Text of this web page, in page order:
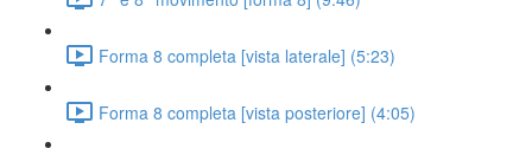
Forma 8 completa [vista laterale] (5:23)
Forma 8 completa [vista posteriore] (4:05)